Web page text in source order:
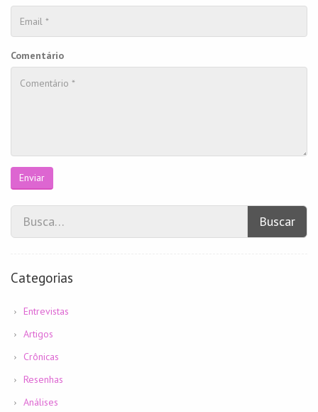
Comentário
Enviar
Buscar
Categorias
Entrevistas
Artigos
Crônicas
Resenhas
Análises